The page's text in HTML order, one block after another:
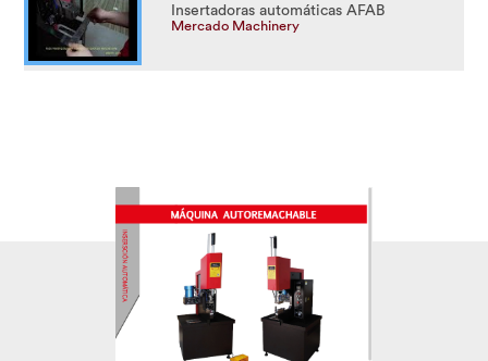
Insertadoras automáticas AFAB
Mercado Machinery